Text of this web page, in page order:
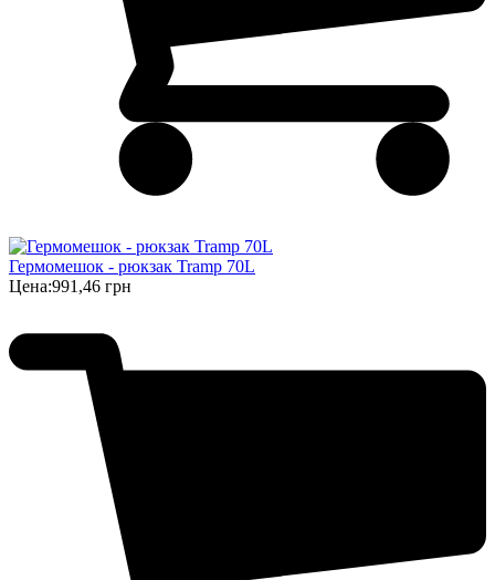
Гермомешок - рюкзак Tramp 70L
Цена:991,46 грн